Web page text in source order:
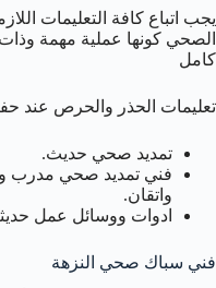
يجب اتباع كافة التعليمات
الصحي كونها عملية مهمة
كامل
تعليمات الحذر والحرص عند
تمديد صحي حديث.
فني تمديد صحي مدرب
واتقان.
ادوات ووسائل عمل
فني سباك صحي النزهة